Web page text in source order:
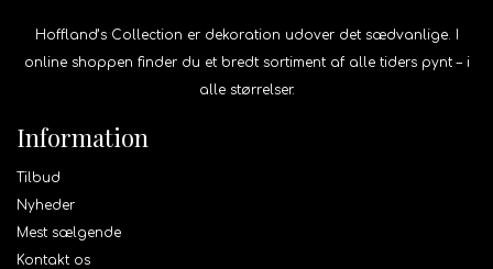
Hoffland’s Collection er dekoration udover det sædvanlige. I
online shoppen finder du et bredt sortiment af alle tiders pynt – i
alle størrelser.
Information
Tilbud
Nyheder
Mest sælgende
Kontakt os